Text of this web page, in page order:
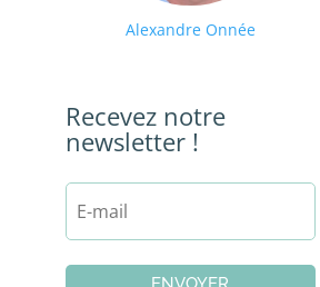
Alexandre Onnée
Recevez notre
newsletter !